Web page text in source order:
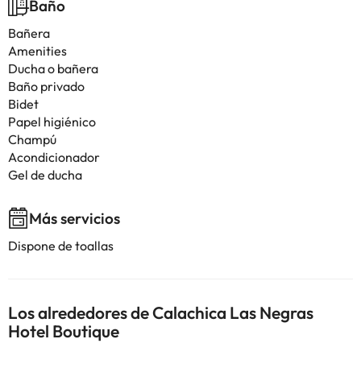
Baño
Bañera
Amenities
Ducha o bañera
Baño privado
Bidet
Papel higiénico
Champú
Acondicionador
Gel de ducha
Más servicios
Dispone de toallas
Los alrededores de Calachica Las Negras
Hotel Boutique